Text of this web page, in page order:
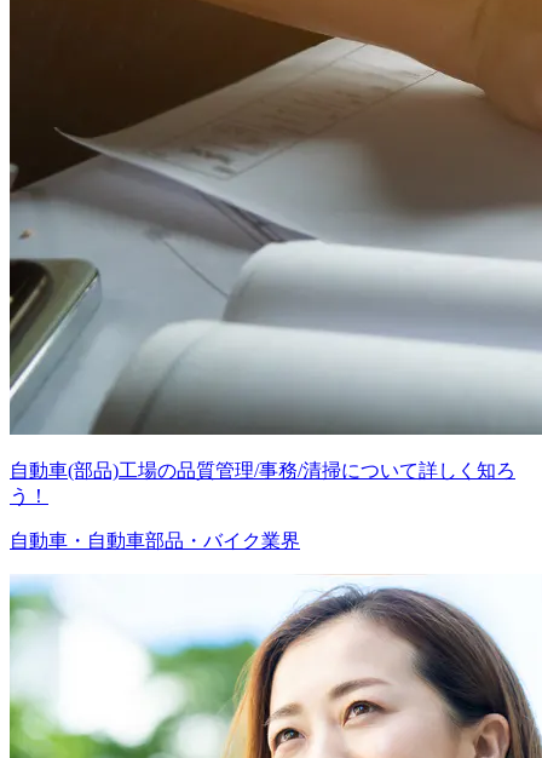
自動車(部品)工場の品質管理/事務/清掃について詳しく知ろ
う！
自動車・自動車部品・バイク業界